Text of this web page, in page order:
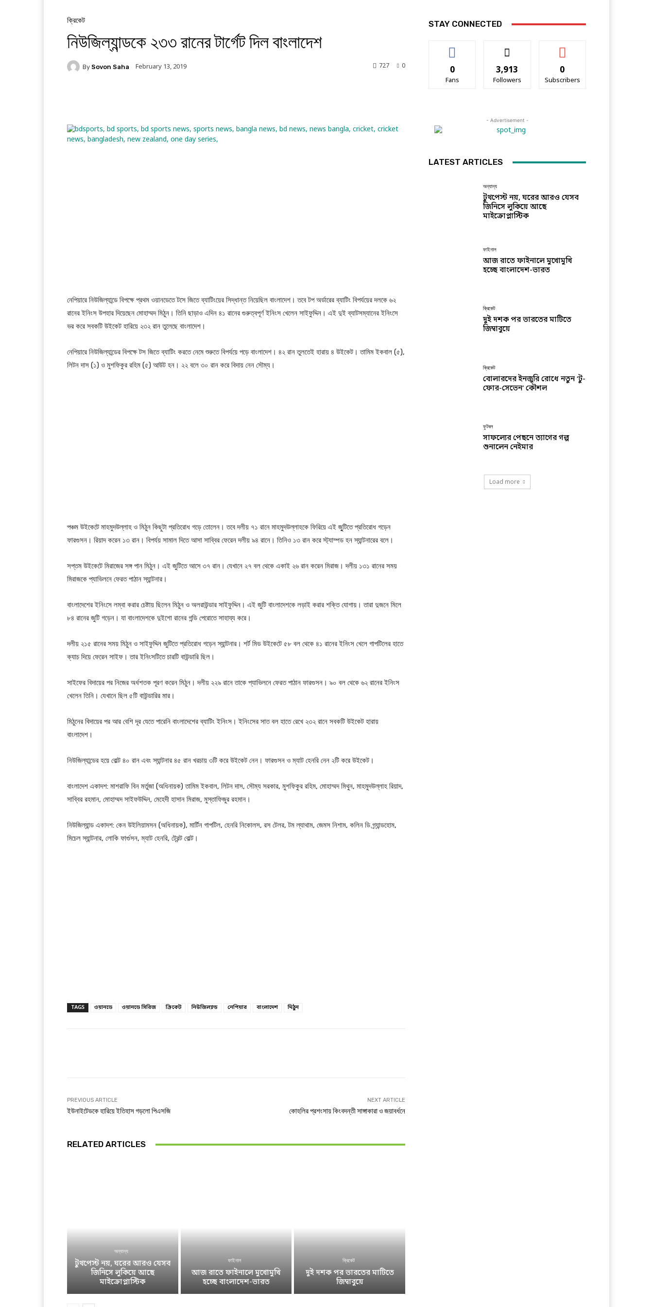
ক্রিকেট
নিউজিল্যান্ডকে ২৩৩ রানের টার্গেট দিল বাংলাদেশ
By Sovon Saha February 13, 2019 0
727
নেপিয়ারে নিউজিল্যান্ডে বিপক্ষে প্রথম ওয়ানডেতে টসে জিতে ব্যাটিংয়ের সিদ্ধান্ত নিয়েছিল বাংলাদেশ। তবে টপ অর্ডারের ব্যাটিং বিপর্যয়ের দলকে ৬২
রানের ইনিংস উপহার দিয়েছেন মোহাম্মদ মিঠুন। তিনি ছাড়াও এদিন ৪১ রানের গুরুত্বপূর্ণ ইনিংস খেলেন সাইফুদ্দিন। এই দুই ব্যাটসম্যানের ইনিংসে
ভর করে সবকটি উইকেট হারিয়ে ২৩২ রান তুলেছে বাংলাদেশ।
নেপিয়ারে নিউজিল্যান্ডের বিপক্ষে টস জিতে ব্যাটিং করতে নেমে শুরুতে বিপর্যয়ে পড়ে বাংলাদেশ। ৪২ রান তুলতেই হারায় ৪ উইকেট। তামিম ইকবাল (৫),
লিটন দাস (১) ও মুশফিকুর রহিম (৫) আউট হন। ২২ বলে ৩০ রান করে বিদায় নেন সৌম্য।
পঞ্চম উইকেটে মাহমুদউল্লাহ ও মিঠুন কিছুটা প্রতিরোধ গড়ে তোলেন। তবে দলীয় ৭১ রানে মাহমুদউল্লাহকে ফিরিয়ে এই জুুটিতে প্রতিরোধ গড়েন
ফারগুসন। রিয়াদ করেন ১৩ রান। বিপর্যয় সামাল দিতে আসা সাব্বির ফেরেন দলীয় ৯৪ রানে। তিনিও ১৩ রান করে স্ট্যাম্পড হন স্যান্টনারের বলে।
সপ্তম উইকেটে মিরাজের সঙ্গ পান মিঠুন। এই জুটিতে আসে ৩৭ রান। যেখানে ২৭ বল থেকে একাই ২৬ রান করেন মিরাজ। দলীয় ১৩১ রানের সময়
মিরাজকে প্যাভিলনে ফেরত পাঠান স্যান্টনার।
বাংলাদেশের ইনিংসে লম্বা করার চেষ্টায় ছিলেন মিঠুন ‍ও অলরাউন্ডার সাইফুদ্দিন। এই জুটি বাংলাদেশকে লড়াই করার শক্তি যোগায়। তারা দুজনে মিলে
৮৪ রানের জুটি গড়েন। যা বাংলাদেশকে দুইশো রানের গন্ডি পেরোতে সাহায্য করে।
দলীয় ২১৫ রানের সময় মিঠুন ও সাইফুদ্দিন জুটিতে প্রতিরোধ গড়েন স্যান্টনার। শর্ট মিড উইকেটে ৫৮ বল থেকে ৪১ রানের ইনিংস খেলে গাপটিলের হাতে
ক্যাচ দিয়ে ফেরেন সাইফ। তার ইনিংসটিতে চারটি বাউন্ডারি ছিল।
সাইফের বিদায়ের পর নিজের অর্ধশতক পূরণ করেন মিঠুন। দলীয় ২২৯ রানে তাকে প্যাভিলনে ফেরত পাঠান ফারগুসন। ৯০ বল থেকে ৬২ রানের ইনিংস
খেলেন তিনি। যেখানে ছিল ৫টি বাউন্ডারির মার।
মিঠুনের বিদায়ের পর আর বেশি দূর যেতে পারেনি বাংলাদেশের ব্যাটিং ইনিংস। ইনিংসের সাত বল হাতে রেখে ২৩২ রানে সবকটি উইকেট হারায়
বাংলাদেশ।
নিউজিল্যান্ডের হয়ে বোল্ট ৪০ রান এবং স্যান্টনার ৪৫ রান খরচায় ৩টি করে উইকেট নেন। ফারগুসন ও ম্যাট হেনরি নেন ২টি করে উইকেট।
বাংলাদেশ একাদশ: মাশরাফি বিন মর্তুজা (অধিনায়ক) তামিম ইকবাল, লিটন দাস, সৌম্য সরকার, মুশফিকুর রহিম, মোহাম্মদ মিথুন, মাহমুদউল্লাহ রিয়াদ,
সাব্বির রহমান, মোহাম্মদ সাইফউদ্দিন, মেহেদী হাসান মিরাজ, মুস্তাফিজুর রহমান।
নিউজিল্যান্ড একাদশ: কেন উইলিয়ামসন (অধিনায়ক), মার্টিন গাপটিল, হেনরি নিকোলস, রস টেলর, টম ল্যাথাম, জেমস নিশাম, কলিন ডি গ্র্যান্ডহোম,
মিচেল স্যান্টনার, লোকি ফার্গুসন, ম্যাট হেনরি, ট্রেন্ট বোল্ট।
TAGS ওয়ানডে ওয়ানডে সিরিজ ক্রিকেট নিউজিল্যান্ড নেপিয়ার বাংলাদেশ মিঠুন
PREVIOUS ARTICLE
ইউনাইটেডকে হারিয়ে ইতিহাস গড়লো পিএসজি
NEXT ARTICLE
কোহলির প্রশংসায় কিংবদন্তী সাঙ্গাকারা ও জয়াবর্ধনে
RELATED ARTICLES
অন্যান্য
টুথপেস্ট নয়, ঘরের আরও যেসব
জিনিসে লুকিয়ে আছে
মাইক্রোপ্লাস্টিক
ফাইনাল
আজ রাতে ফাইনালে মুখোমুখি
হচ্ছে বাংলাদেশ-ভারত
ক্রিকেট
দুই দশক পর ভারতের মাটিতে
জিম্বাবুয়ে
STAY CONNECTED
0
Fans
3,913
Followers
0
Subscribers
- Advertisement -
LATEST ARTICLES
অন্যান্য
টুথপেস্ট নয়, ঘরের আরও যেসব
জিনিসে লুকিয়ে আছে
মাইক্রোপ্লাস্টিক
ফাইনাল
আজ রাতে ফাইনালে মুখোমুখি
হচ্ছে বাংলাদেশ-ভারত
ক্রিকেট
দুই দশক পর ভারতের মাটিতে
জিম্বাবুয়ে
ক্রিকেট
বোলারদের ইনজুরি রোধে নতুন ‘টু-
ফোর-সেভেন’ কৌশল
ফুটবল
সাফল্যের পেছনে ত্যাগের গল্প
শুনালেন নেইমার
Load more